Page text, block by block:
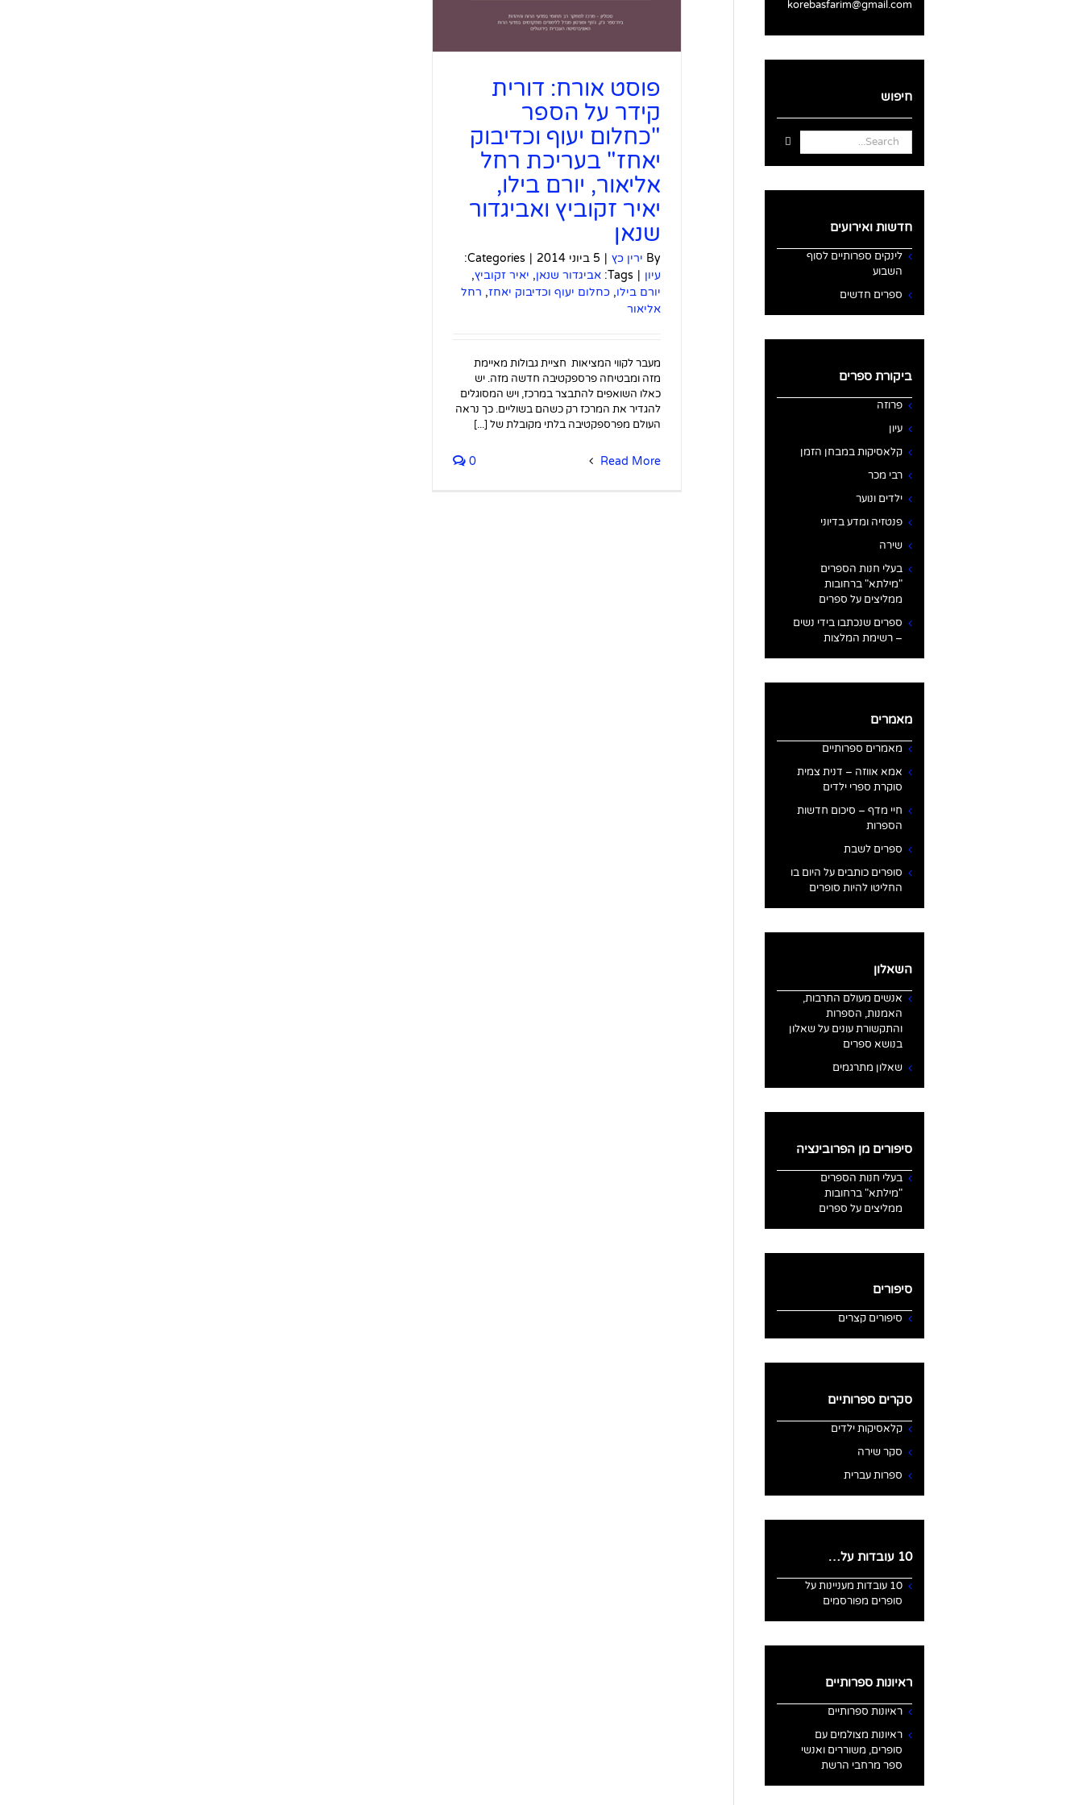
פוסט אורח: דורית
קידר על הספר
"כחלום יעוף וכדיבוק
יאחז" בעריכת רחל
אליאור, יורם בילו,
יאיר זקוביץ ואביגדור
שנאן
By ירין כץ | 5 ביוני 2014 |
Categories:
עיון |
Tags: אביגדור שנאן, יאיר זקוביץ,
יורם בילו,כחלום יעוף וכדיבוק יאחז, רחל
אליאור
מעבר לקווי המציאות חציית גבולות מאיימת
מזה ומבטיחה פרספקטיבה חדשה מזה. יש
כאלו השואפים להתבצר במרכז, ויש המסוגלים
להגדיר את המרכז רק כשהם בשוליים. כך נראה
העולם מפרספקטיבה בלתי מקובלת של [...]
Read More
0
korebasfarim@gmail.com
חיפוש
Search
for:
חדשות ואירועים
לינקים ספרותיים לסוף
השבוע
ספרים חדשים
ביקורת ספרים
פרוזה
עיון
קלאסיקות במבחן הזמן
רבי מכר
ילדים ונוער
פנטזיה ומדע בדיוני
שירה
בעלי חנות הספרים
"מילתא" ברחובות
ממליצים על ספרים
ספרים שנכתבו בידי נשים
– רשימת המלצות
מאמרים
מאמרים ספרותיים
אמא אווזה – דנית צמית
סוקרת ספרי ילדים
חיי מדף – סיכום חדשות
הספרות
ספרים לשבת
סופרים כותבים על היום בו
החליטו להיות סופרים
השאלון
אנשים מעולם התרבות,
האמנות, הספרות
והתקשורת עונים על שאלון
בנושא ספרים
שאלון מתרגמים
סיפורים מן הפרובינציה
בעלי חנות הספרים
"מילתא" ברחובות
ממליצים על ספרים
סיפורים
סיפורים קצרים
סקרים ספרותיים
קלאסיקות ילדים
סקר שירה
ספרות עברית
10 עובדות על…
10 עובדות מעניינות על
סופרים מפורסמים
ראיונות ספרותיים
ראיונות ספרותיים
ראיונות מצולמים עם
סופרים, משוררים ואנשי
ספר מרחבי הרשת